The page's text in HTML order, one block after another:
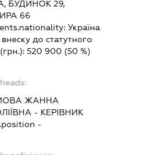
БУДИНОК 29,
66
Україна
внеску до статутного
520 900 (50 %)
ЖАННА
- КЕРІВНИК
-